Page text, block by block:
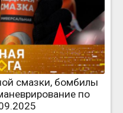
смазки, бомбилы
по